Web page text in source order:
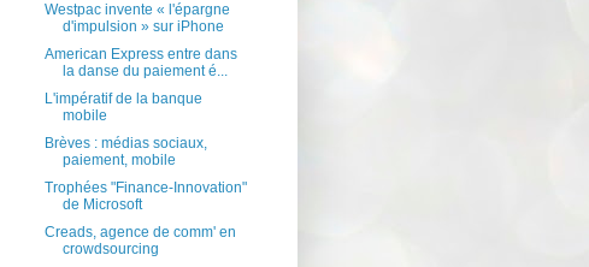
Westpac invente « l'épargne
d'impulsion » sur iPhone
American Express entre dans
la danse du paiement é...
L'impératif de la banque
mobile
Brèves : médias sociaux,
paiement, mobile
Trophées "Finance-Innovation"
de Microsoft
Creads, agence de comm' en
crowdsourcing